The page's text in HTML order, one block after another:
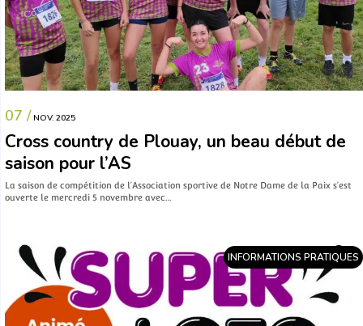
07 / NOV. 2025
Cross country de Plouay, un beau début de
saison pour l’AS
La saison de compétition de l’Association sportive de Notre Dame de la Paix s’est
ouverte le mercredi 5 novembre avec…
INFORMATIONS PRATIQUES